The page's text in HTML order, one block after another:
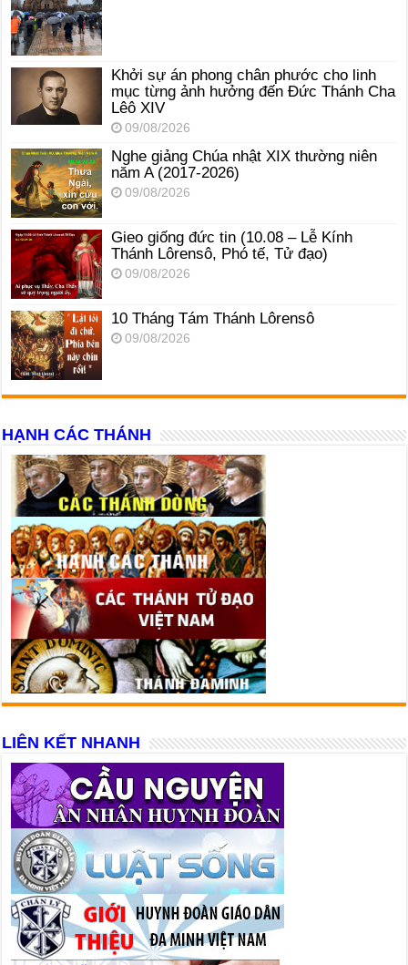
Khởi sự án phong chân phước cho linh
mục từng ảnh hưởng đến Đức Thánh Cha
Lêô XIV
09/08/2026
Nghe giảng Chúa nhật XIX thường niên
năm A (2017-2026)
09/08/2026
Gieo giống đức tin (10.08 – Lễ Kính
Thánh Lôrensô, Phó tế, Tử đạo)
09/08/2026
10 Tháng Tám Thánh Lôrensô
09/08/2026
HẠNH CÁC THÁNH
LIÊN KẾT NHANH